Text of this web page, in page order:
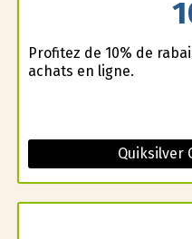
Profitez de 10% de
achats en ligne.
Quiksilver